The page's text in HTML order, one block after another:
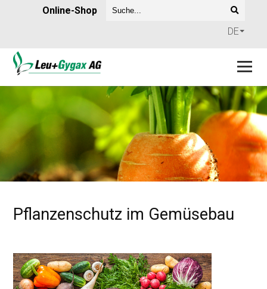
Online-Shop
DE
Pflanzenschutz im Gemüsebau